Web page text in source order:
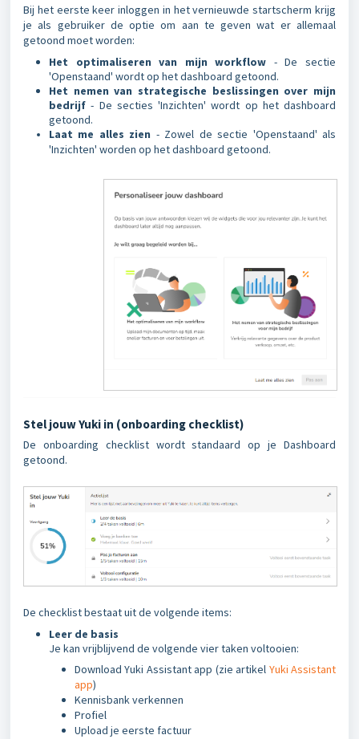
Bij het eerste keer inloggen in het vernieuwde startscherm krijg
je als gebruiker de optie om aan te geven wat er allemaal
getoond moet worden:
Het optimaliseren van mijn workflow - De sectie
'Openstaand' wordt op het dashboard getoond.
Het nemen van strategische beslissingen over mijn
bedrijf - De secties 'Inzichten' wordt op het dashboard
getoond.
Laat me alles zien - Zowel de sectie 'Openstaand' als
'Inzichten' worden op het dashboard getoond.
Stel jouw Yuki in (onboarding checklist)
De onboarding checklist wordt standaard op je Dashboard
getoond.
De checklist bestaat uit de volgende items:
Leer de basis
Je kan vrijblijvend de volgende vier taken voltooien:
Download Yuki Assistant app (zie artikel Yuki Assistant
app)
Kennisbank verkennen
Profiel
Upload je eerste factuur